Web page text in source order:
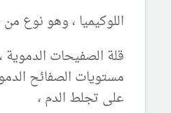
اللوكيميا ، وهو نوع
قلة الصفيحات
مستويات الصفائح
على تجلط الدم ،